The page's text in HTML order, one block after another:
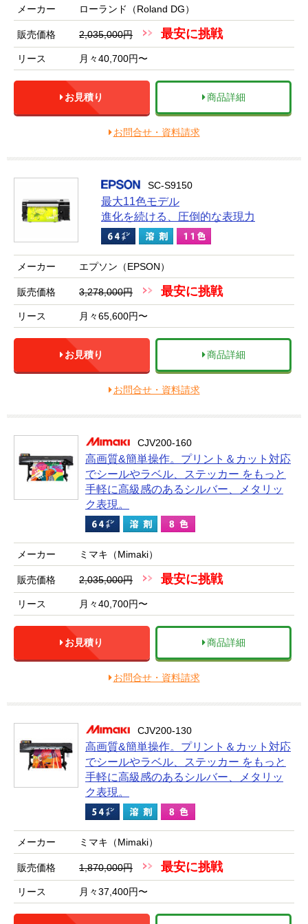
メーカー ローランド（Roland DG）
販売価格 2,035,000円 最安に挑戦
リース 月々40,700円〜
お見積り 商品詳細
お問合せ・資料請求
SC-S9150
最大11色モデル
進化を続ける、圧倒的な表現力
メーカー エプソン（EPSON）
販売価格 3,278,000円 最安に挑戦
リース 月々65,600円〜
お見積り 商品詳細
お問合せ・資料請求
CJV200-160
高画質&簡単操作。プリント＆カット対応
でシールやラベル、ステッカー をもっと
手軽に高級感のあるシルバー、メタリッ
ク表現。
メーカー ミマキ（Mimaki）
販売価格 2,035,000円 最安に挑戦
リース 月々40,700円〜
お見積り 商品詳細
お問合せ・資料請求
CJV200-130
高画質&簡単操作。プリント＆カット対応
でシールやラベル、ステッカー をもっと
手軽に高級感のあるシルバー、メタリッ
ク表現。
メーカー ミマキ（Mimaki）
販売価格 1,870,000円 最安に挑戦
リース 月々37,400円〜